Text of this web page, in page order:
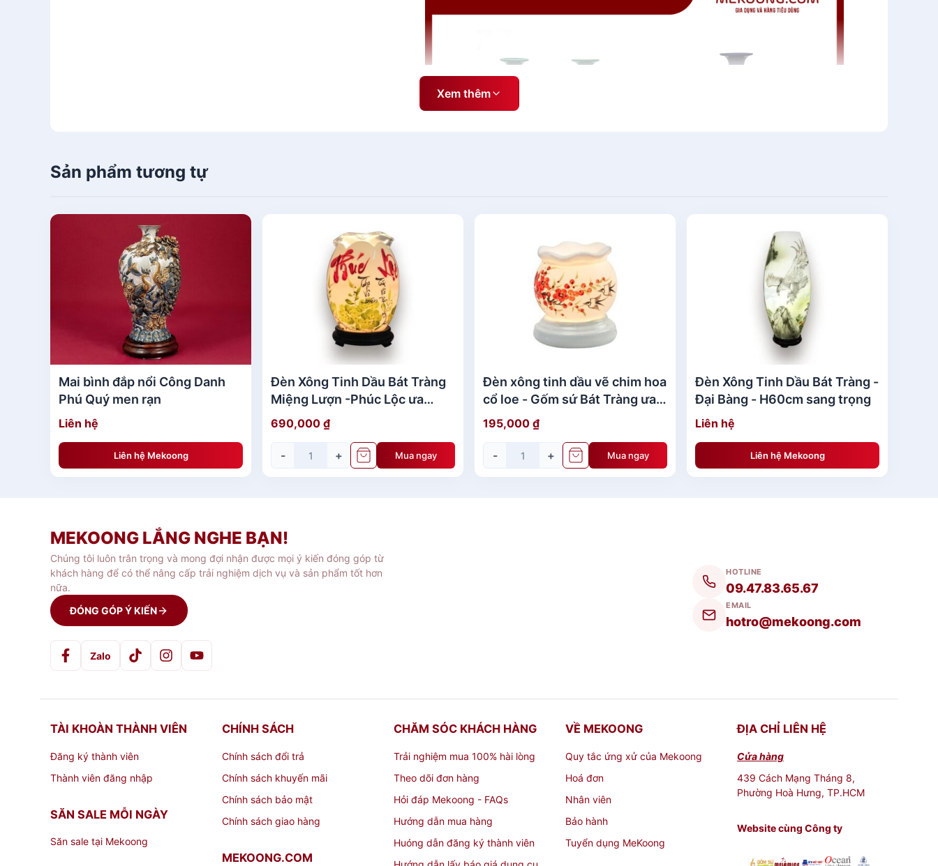
[caption id="attachment_138959" align="aligncenter" width="600"]
DS
Bình Hút Tài Lộc Quà Tặng[/caption] [caption id="attachment_141299" align="aligncenter" width="600"]
BST Bình Hút Tài Lộc Tặng Tân Gia[/caption] [caption
Xem thêm
Sản phẩm tương tự
Mai bình đắp nổi Công Danh
Phú Quý men rạn
Liên hệ
Liên hệ Mekoong
Đèn Xông Tinh Dầu Bát Tràng
Miệng Lượn -Phúc Lộc ưa
chuộng
690,000 ₫
- + Mua ngay
Đèn xông tinh dầu vẽ chim hoa
cổ loe - Gốm sứ Bát Tràng ưa
chuộng
195,000 ₫
- + Mua ngay
Đèn Xông Tinh Dầu Bát Tràng -
Đại Bàng - H60cm sang trọng
Liên hệ
Liên hệ Mekoong
MEKOONG LẮNG NGHE BẠN!
Chúng tôi luôn trân trọng và mong đợi nhận được mọi ý kiến đóng góp từ
khách hàng để có thể nâng cấp trải nghiệm dịch vụ và sản phẩm tốt hơn
nữa.
ĐÓNG GÓP Ý KIẾN
Zalo
HOTLINE
09.47.83.65.67
EMAIL
hotro@mekoong.com
TÀI KHOÀN THÀNH VIÊN
Đăng ký thành viên
Thành viên đăng nhập
SĂN SALE MỖI NGÀY
Săn sale tại Mekoong
CHÍNH SÁCH
Chính sách đổi trả
Chính sách khuyến mãi
Chính sách bảo mật
Chính sách giao hàng
MEKOONG.COM
CHĂM SÓC KHÁCH HÀNG
Trải nghiệm mua 100% hài lòng
Theo dõi đơn hàng
Hỏi đáp Mekoong - FAQs
Hướng dẫn mua hàng
Huóng dẫn đăng ký thành viên
VỀ MEKOONG
Quy tắc ứng xử của Mekoong
Hoá đơn
Nhân viên
Bảo hành
Tuyển dụng MeKoong
ĐỊA CHỈ LIÊN HỆ
Cửa hàng
439 Cách Mạng Tháng 8,
Phường Hoà Hưng, TP.HCM
Website cùng Công ty